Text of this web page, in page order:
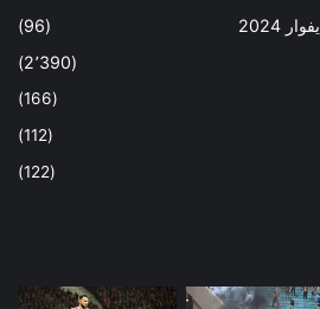
(96)
(2٬390)
(166)
(112)
(122)